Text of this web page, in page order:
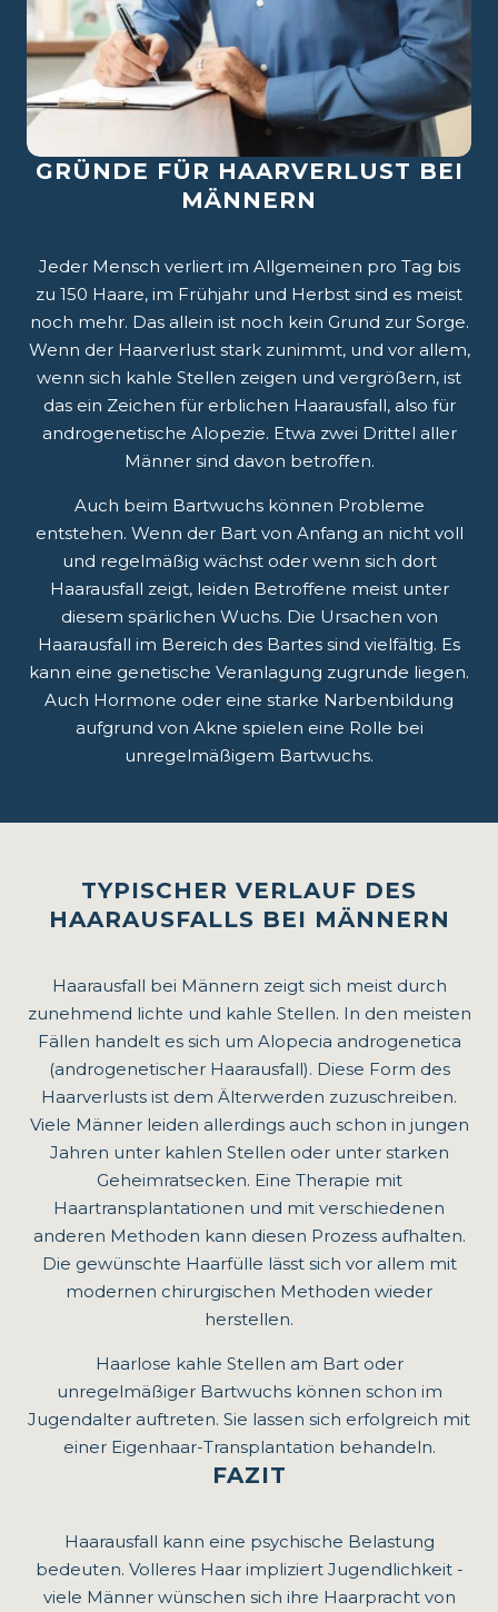
Mesotherapie mit Dr. Cyj
Ästhetik und Wohlbefinden gehen Hand in
Hand, und die Mesotherapie mit DR.CYJ Hair
Haarbehandlung, entwickelt von Fachärzten,
steht für eine sanfte, aber wirkungsvolle
Option für...
MEHR ERFAHREN
Mesotherapie
Entdecken Sie die revolutionäre Mesotherapie,
eine fortschrittliche Behandlung, die
Technik.
AC-Therapie
Spannungshaarausfall (Alopezia
Contentionalis) ist ein Phänomen, das lange als
Botulinumtoxin zeigt ausgezeichnete
Behandlungserfolge für Betroffene. Hier
öffnet sich eine schonende und
nebenwirkungsarme Möglichkeit, die Folgen
einer angespannten Kopfhaut auf...
Ein dichter und gepflegter Bart gilt heute als
Zeichen von Männlichkeit und Stärke.
mit einem dichten Bartwuchs gesegnet zu
sein. Es gibt viele Gründe, warum Männer
unter einem...
MEHR ERFAHREN
GRÜNDE FÜR HAARVERLUST BEI
MÄNNERN
Jeder Mensch verliert im Allgemeinen pro Tag bis
zu 150 Haare, im Frühjahr und Herbst sind es meist
noch mehr. Das allein ist noch kein Grund zur Sorge.
Wenn der Haarverlust stark zunimmt, und vor allem,
wenn sich kahle Stellen zeigen und vergrößern, ist
das ein Zeichen für erblichen Haarausfall, also für
androgenetische Alopezie. Etwa zwei Drittel aller
Männer sind davon betroffen.
Auch beim Bartwuchs können Probleme
entstehen. Wenn der Bart von Anfang an nicht voll
und regelmäßig wächst oder wenn sich dort
Haarausfall zeigt, leiden Betroffene meist unter
diesem spärlichen Wuchs. Die Ursachen von
Haarausfall im Bereich des Bartes sind vielfältig. Es
kann eine genetische Veranlagung zugrunde liegen.
Auch Hormone oder eine starke Narbenbildung
aufgrund von Akne spielen eine Rolle bei
unregelmäßigem Bartwuchs.
TYPISCHER VERLAUF DES
HAARAUSFALLS BEI MÄNNERN
Haarausfall bei Männern zeigt sich meist durch
zunehmend lichte und kahle Stellen. In den meisten
Fällen handelt es sich um Alopecia androgenetica
(androgenetischer Haarausfall). Diese Form des
Haarverlusts ist dem Älterwerden zuzuschreiben.
Viele Männer leiden allerdings auch schon in jungen
Jahren unter kahlen Stellen oder unter starken
Geheimratsecken. Eine Therapie mit
Haartransplantationen und mit verschiedenen
anderen Methoden kann diesen Prozess aufhalten.
Die gewünschte Haarfülle lässt sich vor allem mit
modernen chirurgischen Methoden wieder
herstellen.
Haarlose kahle Stellen am Bart oder
unregelmäßiger Bartwuchs können schon im
Jugendalter auftreten. Sie lassen sich erfolgreich mit
einer Eigenhaar-Transplantation behandeln.
FAZIT
Haarausfall kann eine psychische Belastung
bedeuten. Volleres Haar impliziert Jugendlichkeit -
viele Männer wünschen sich ihre Haarpracht von